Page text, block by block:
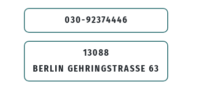
030-92374446
13088
BERLIN GEHRINGSTRASSE 63